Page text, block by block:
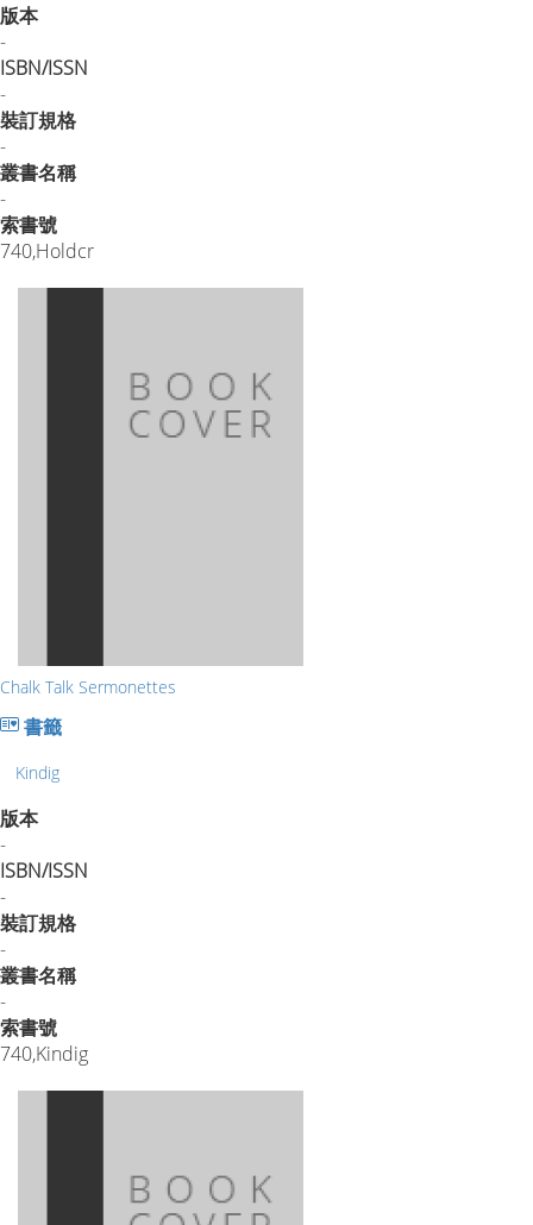
版本
-
ISBN/ISSN
-
裝訂規格
-
叢書名稱
-
索書號
740,Holdcr
Chalk Talk Sermonettes
書籤
Kindig
版本
-
ISBN/ISSN
-
裝訂規格
-
叢書名稱
-
索書號
740,Kindig